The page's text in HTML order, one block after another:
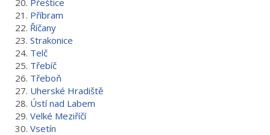
21. Příbram
22. Říčany
23. Strakonice
24. Telč
25. Třebíč
26. Třeboň
27. Uherské Hradiště
28. Ústí nad Labem
29. Velké Meziříčí
30. Vsetín